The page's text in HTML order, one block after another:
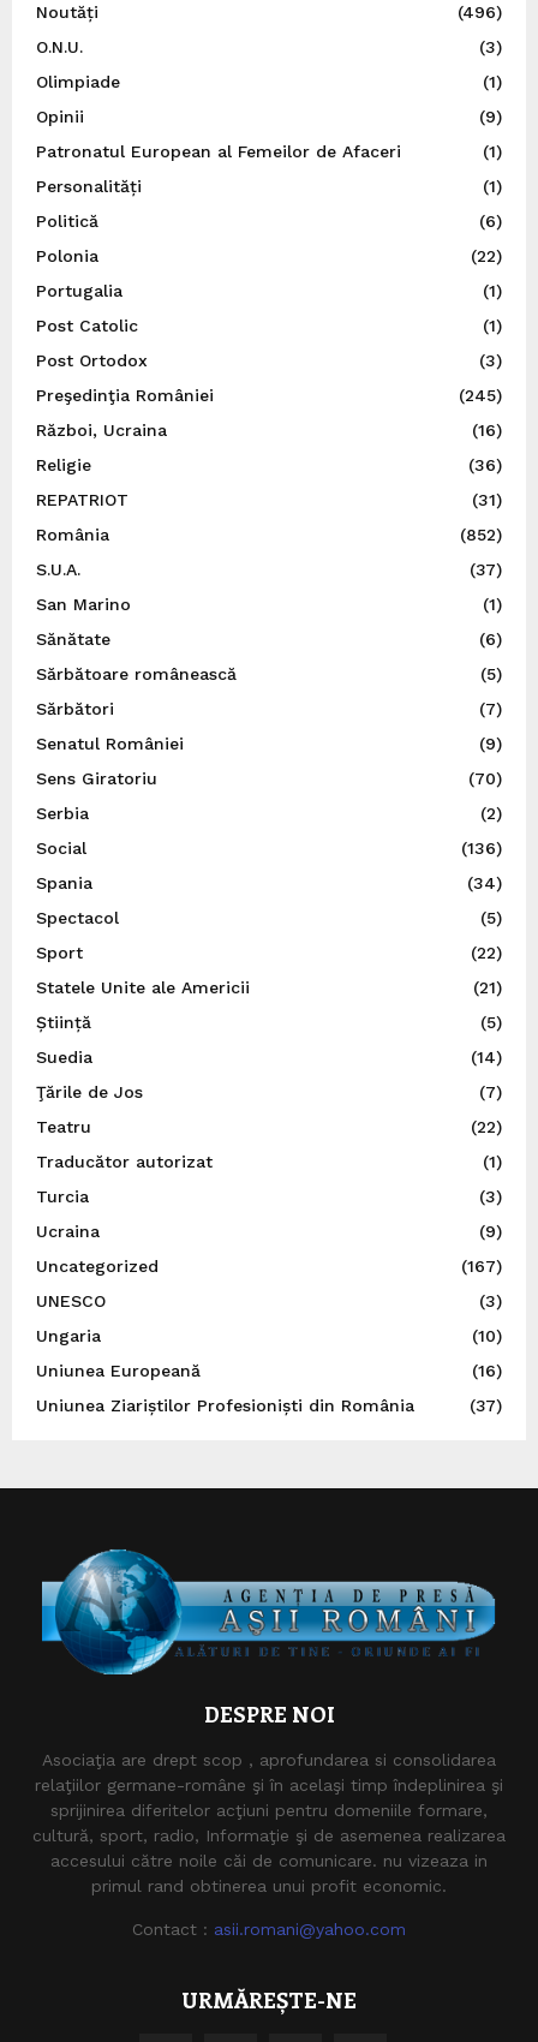
Noutăți
(496)
O.N.U.
(3)
Olimpiade
(1)
Opinii
(9)
Patronatul European al Femeilor de Afaceri
(1)
Personalități
(1)
Politică
(6)
Polonia
(22)
Portugalia
(1)
Post Catolic
(1)
Post Ortodox
(3)
Preşedinţia României
(245)
Război, Ucraina
(16)
Religie
(36)
REPATRIOT
(31)
România
(852)
S.U.A.
(37)
San Marino
(1)
Sănătate
(6)
Sărbătoare românească
(5)
Sărbători
(7)
Senatul României
(9)
Sens Giratoriu
(70)
Serbia
(2)
Social
(136)
Spania
(34)
Spectacol
(5)
Sport
(22)
Statele Unite ale Americii
(21)
Știință
(5)
Suedia
(14)
Ţările de Jos
(7)
Teatru
(22)
Traducător autorizat
(1)
Turcia
(3)
Ucraina
(9)
Uncategorized
(167)
UNESCO
(3)
Ungaria
(10)
Uniunea Europeană
(16)
Uniunea Ziariștilor Profesioniști din România
(37)
DESPRE NOI
Asociaţia are drept scop , aprofundarea si consolidarea
relaţiilor germane-române şi în acelaşi timp îndeplinirea şi
sprijinirea diferitelor acţiuni pentru domeniile formare,
cultură, sport, radio, Informaţie şi de asemenea realizarea
accesului către noile căi de comunicare. nu vizeaza in
primul rand obtinerea unui profit economic.
Contact : asii.romani@yahoo.com
URMĂREȘTE-NE